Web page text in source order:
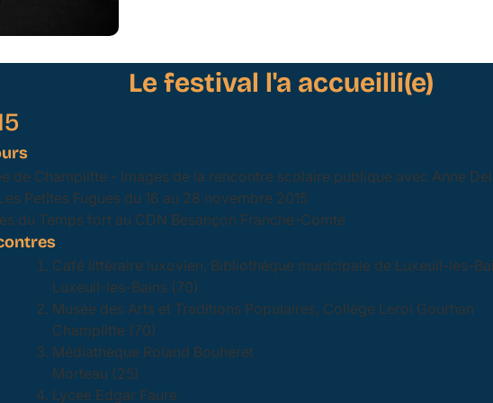
Le festival l'a accueilli(e)
de Champlitte - Images de la rencontre scolaire publique avec Anne
Petites Fugues du 16 au 28 novembre 2015
du Temps fort au CDN Besançon Franche-Comté
Café littéraire luxovien, Bibliothèque municipale de Luxeuil-les-
Luxeuil-les-Bains (70)
Musée des Arts et Traditions Populaires, Collège Leroi Gourhan
Champlitte (70)
Médiathèque Roland Bouhéret
Morteau (25)
Lycée Edgar Faure